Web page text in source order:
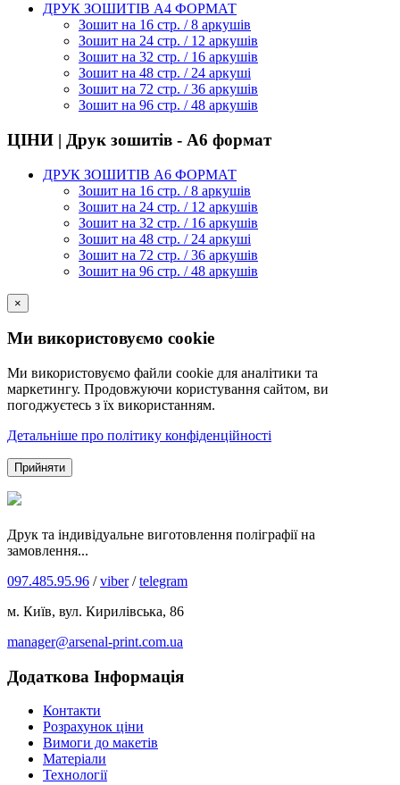
ДРУК ЗОШИТІВ А4 ФОРМАТ
Зошит на 16 стр. / 8 аркушів
Зошит на 24 стр. / 12 аркушів
Зошит на 32 стр. / 16 аркушів
Зошит на 48 стр. / 24 аркуші
Зошит на 72 стр. / 36 аркушів
Зошит на 96 стр. / 48 аркушів
ЦІНИ | Друк зошитів - А6 формат
ДРУК ЗОШИТІВ А6 ФОРМАТ
Зошит на 16 стр. / 8 аркушів
Зошит на 24 стр. / 12 аркушів
Зошит на 32 стр. / 16 аркушів
Зошит на 48 стр. / 24 аркуші
Зошит на 72 стр. / 36 аркушів
Зошит на 96 стр. / 48 аркушів
×
Ми використовуємо cookie
Ми використовуємо файли cookie для аналітики та
маркетингу. Продовжуючи користування сайтом, ви
погоджуєтесь з їх використанням.
Детальніше про політику конфіденційності
Прийняти
Друк та індивідуальне виготовлення поліграфії на
замовлення...
097.485.95.96 /viber/telegram
м. Київ, вул. Кирилівська, 86
manager@arsenal-print.com.ua
Додаткова Інформація
Контакти
Розрахунок ціни
Вимоги до макетів
Матеріали
Технології